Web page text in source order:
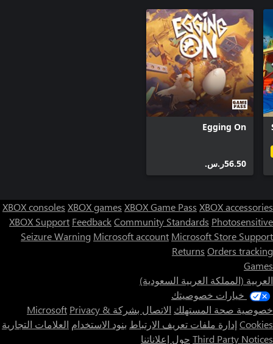
Egging On
‪ر.س.‏‎56.50‬
XBOX consoles XBOX games XBOX Game Pass XBOX accessories
XBOX Support FeedbackCommunity Standards Photosensitive
Seizure Warning Microsoft account Microsoft Store Support
Returns Orders tracking
Games
العربية (المملكة العربية السعودية)
خيارات خصوصيتك
خصوصية صحة المستهلك الاتصال بشركة Microsoft Privacy &
Cookies إدارة ملفات تعريف الارتباط بنود الاستخدام العلامات التجارية
Third Party Notices حول إعلاناتنا